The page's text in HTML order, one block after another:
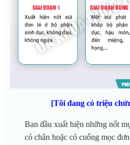
[Tôi đang có triệu
Ban đầu xuất hiện những nốt
có chân hoặc có cuống mọc